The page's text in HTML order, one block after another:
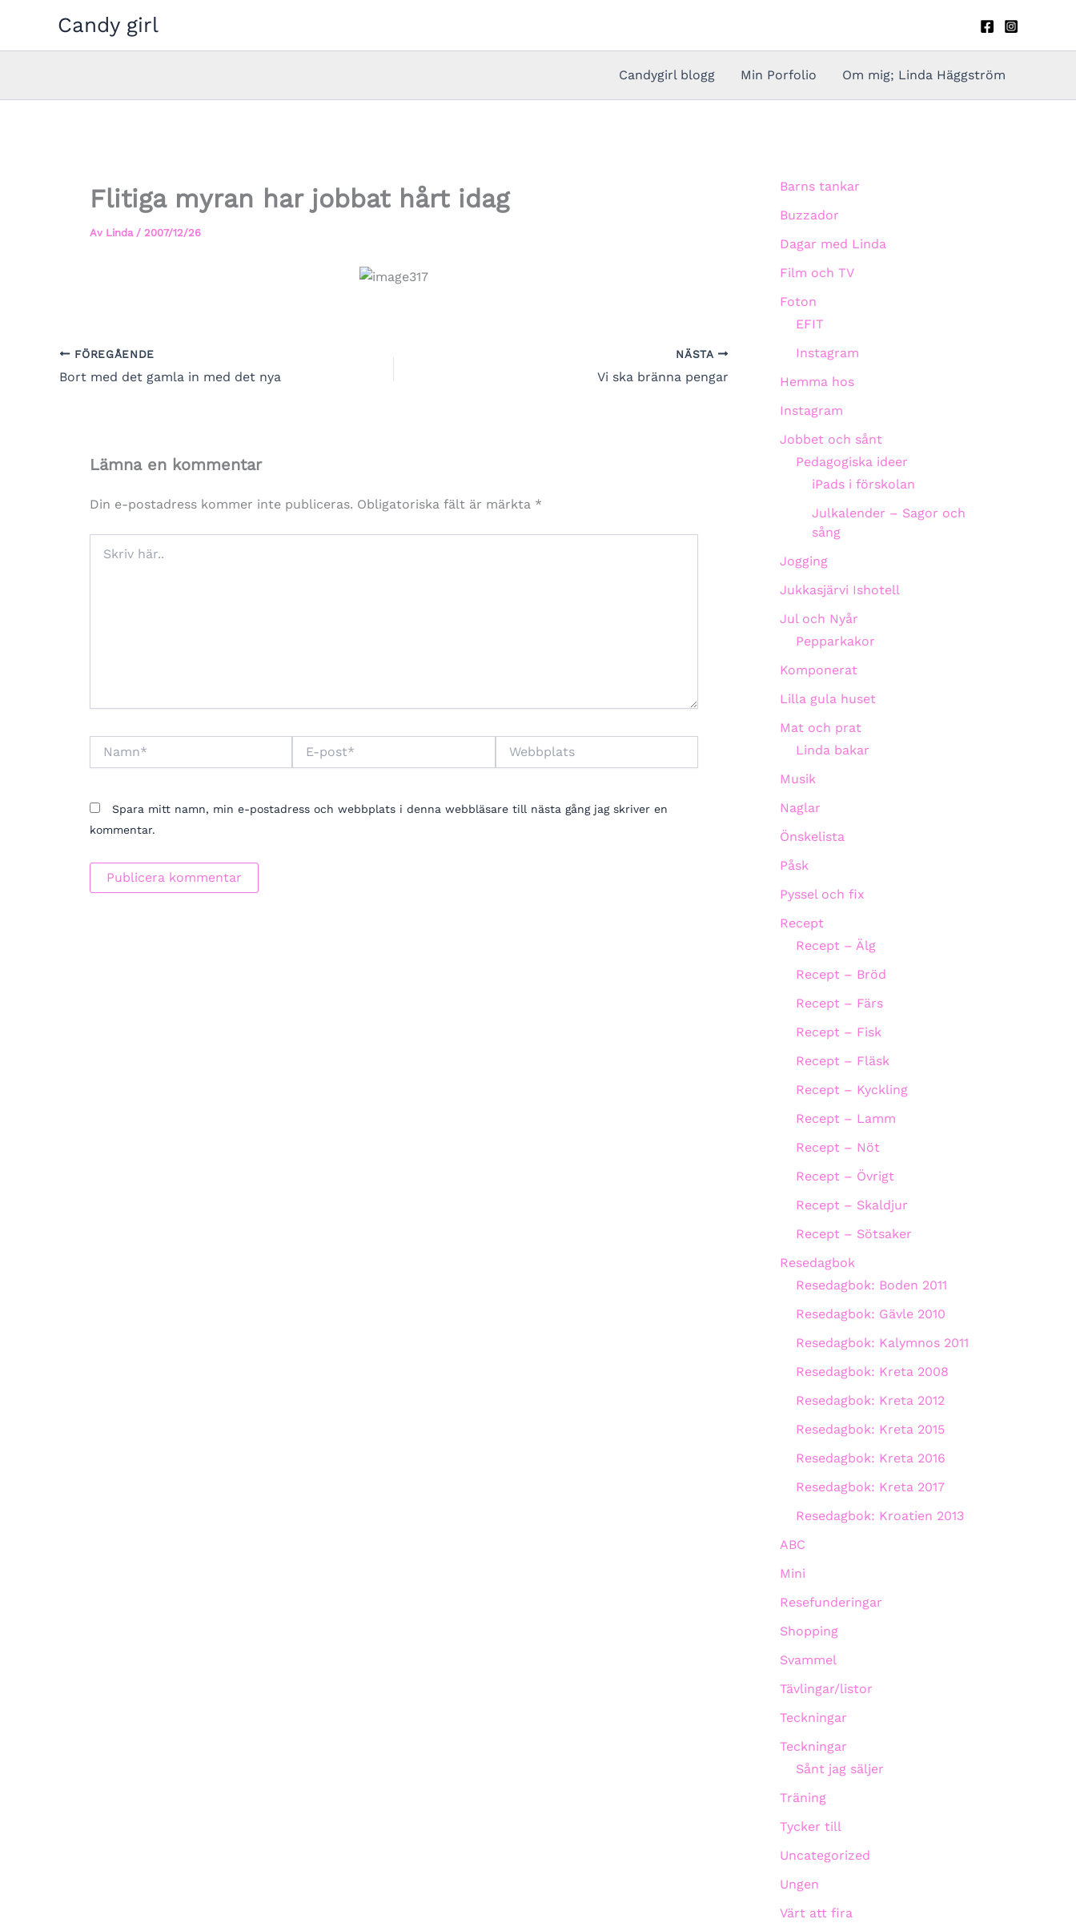
innehåll
Candy girl
Candygirl blogg Min Porfolio Om mig; Linda Häggström
Flitiga myran har jobbat hårt idag
Av Linda / 2007/12/26
FÖREGÅENDE
Bort med det gamla in med det nya
NÄSTA
Vi ska bränna pengar
Lämna en kommentar
Din e-postadress kommer inte publiceras. Obligatoriska fält är märkta *
här..
post*
Spara mitt namn, min e-postadress och webbplats i denna webbläsare till nästa gång jag skriver en
kommentar.
Barns tankar
Buzzador
Dagar med Linda
Film och TV
Foton
EFIT
Instagram
Hemma hos
Instagram
Jobbet och sånt
Pedagogiska ideer
iPads i förskolan
Julkalender – Sagor och
sång
Jogging
Jukkasjärvi Ishotell
Jul och Nyår
Pepparkakor
Komponerat
Lilla gula huset
Mat och prat
Linda bakar
Musik
Naglar
Önskelista
Påsk
Pyssel och fix
Recept
Recept – Älg
Recept – Bröd
Recept – Färs
Recept – Fisk
Recept – Fläsk
Recept – Kyckling
Recept – Lamm
Recept – Nöt
Recept – Övrigt
Recept – Skaldjur
Recept – Sötsaker
Resedagbok
Resedagbok: Boden 2011
Resedagbok: Gävle 2010
Resedagbok: Kalymnos 2011
Resedagbok: Kreta 2008
Resedagbok: Kreta 2012
Resedagbok: Kreta 2015
Resedagbok: Kreta 2016
Resedagbok: Kreta 2017
Resedagbok: Kroatien 2013
ABC
Mini
Resefunderingar
Shopping
Svammel
Tävlingar/listor
Teckningar
Teckningar
Sånt jag säljer
Träning
Tycker till
Uncategorized
Ungen
Värt att fira